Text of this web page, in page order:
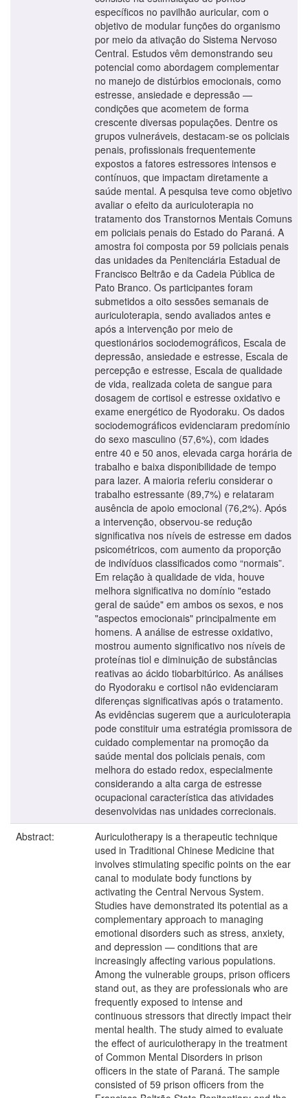
específicos no pavilhão auricular, com o
objetivo de modular funções do organismo
por meio da ativação do Sistema Nervoso
Central. Estudos vêm demonstrando seu
potencial como abordagem complementar
no manejo de distúrbios emocionais, como
estresse, ansiedade e depressão —
condições que acometem de forma
crescente diversas populações. Dentre os
grupos vulneráveis, destacam-se os policiais
penais, profissionais frequentemente
expostos a fatores estressores intensos e
contínuos, que impactam diretamente a
saúde mental. A pesquisa teve como objetivo
avaliar o efeito da auriculoterapia no
tratamento dos Transtornos Mentais Comuns
em policiais penais do Estado do Paraná. A
amostra foi composta por 59 policiais penais
das unidades da Penitenciária Estadual de
Francisco Beltrão e da Cadeia Pública de
Pato Branco. Os participantes foram
submetidos a oito sessões semanais de
auriculoterapia, sendo avaliados antes e
após a intervenção por meio de
questionários sociodemográficos, Escala de
depressão, ansiedade e estresse, Escala de
percepção e estresse, Escala de qualidade
de vida, realizada coleta de sangue para
dosagem de cortisol e estresse oxidativo e
exame energético de Ryodoraku. Os dados
sociodemográficos evidenciaram predomínio
do sexo masculino (57,6%), com idades
entre 40 e 50 anos, elevada carga horária de
trabalho e baixa disponibilidade de tempo
para lazer. A maioria referiu considerar o
trabalho estressante (89,7%) e relataram
ausência de apoio emocional (76,2%). Após
a intervenção, observou-se redução
significativa nos níveis de estresse em dados
psicométricos, com aumento da proporção
de indivíduos classificados como “normais”.
Em relação à qualidade de vida, houve
melhora significativa no domínio "estado
geral de saúde" em ambos os sexos, e nos
"aspectos emocionais" principalmente em
homens. A análise de estresse oxidativo,
mostrou aumento significativo nos níveis de
proteínas tiol e diminuição de substâncias
reativas ao ácido tiobarbitúrico. As análises
do Ryodoraku e cortisol não evidenciaram
diferenças significativas após o tratamento.
As evidências sugerem que a auriculoterapia
pode constituir uma estratégia promissora de
cuidado complementar na promoção da
saúde mental dos policiais penais, com
melhora do estado redox, especialmente
considerando a alta carga de estresse
ocupacional característica das atividades
desenvolvidas nas unidades correcionais.
Abstract:
Auriculotherapy is a therapeutic technique
used in Traditional Chinese Medicine that
involves stimulating specific points on the ear
canal to modulate body functions by
activating the Central Nervous System.
Studies have demonstrated its potential as a
complementary approach to managing
emotional disorders such as stress, anxiety,
and depression — conditions that are
increasingly affecting various populations.
Among the vulnerable groups, prison officers
stand out, as they are professionals who are
frequently exposed to intense and
continuous stressors that directly impact their
mental health. The study aimed to evaluate
the effect of auriculotherapy in the treatment
of Common Mental Disorders in prison
officers in the state of Paraná. The sample
consisted of 59 prison officers from the